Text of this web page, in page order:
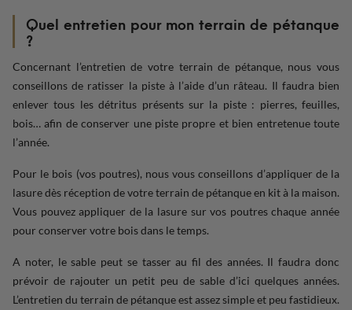
Quel entretien pour mon terrain de pétanque
?
Concernant l’entretien de votre terrain de pétanque, nous vous
conseillons de ratisser la piste à l’aide d’un râteau. Il faudra bien
enlever tous les détritus présents sur la piste : pierres, feuilles,
bois… afin de conserver une piste propre et bien entretenue toute
l’année.
Pour le bois (vos poutres), nous vous conseillons d’appliquer de la
lasure dès réception de votre terrain de pétanque en kit à la maison.
Vous pouvez appliquer de la lasure sur vos poutres chaque année
pour conserver votre bois dans le temps.
A noter, le sable peut se tasser au fil des années. Il faudra donc
prévoir de rajouter un petit peu de sable d’ici quelques années.
L’entretien du terrain de pétanque est assez simple et peu fastidieux.